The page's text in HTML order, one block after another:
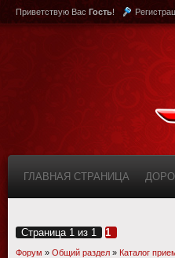
Приветствую Вас Гость!
ГЛАВНАЯ СТРАНИЦА
Страница 1 из 1 1
Форум » Общий раздел » Каталог